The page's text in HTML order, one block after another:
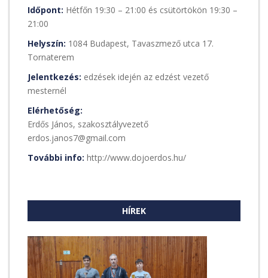
Időpont: Hétfőn 19:30 – 21:00 és csütörtökön 19:30 –
21:00
Helyszín: 1084 Budapest, Tavaszmező utca 17.
Tornaterem
Jelentkezés: edzések idején az edzést vezető
mesternél
Elérhetőség:
Erdős János, szakosztályvezető
erdos.janos7@gmail.com
További info: http://www.dojoerdos.hu/
HÍREK